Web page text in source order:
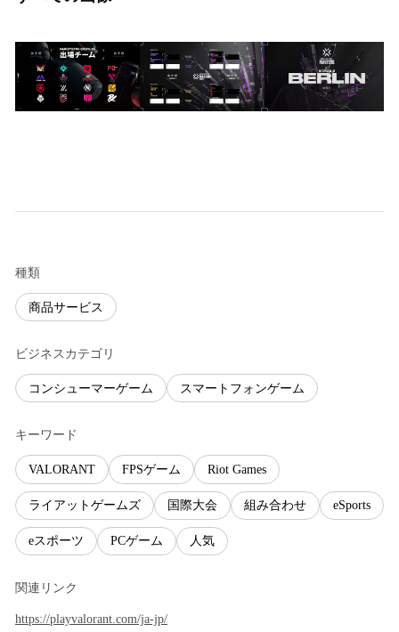
種類
商品サービス
ビジネスカテゴリ
コンシューマーゲーム スマートフォンゲーム
キーワード
VALORANT FPSゲーム Riot Games
ライアットゲームズ 国際大会 組み合わせ eSports
eスポーツ PCゲーム 人気
関連リンク
https://playvalorant.com/ja-jp/